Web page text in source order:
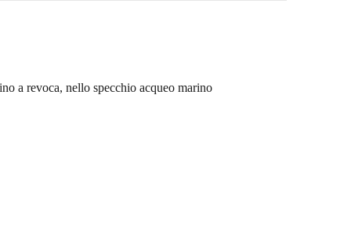
a revoca, nello specchio acqueo marino